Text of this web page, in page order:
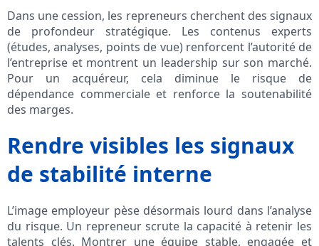
Dans une cession, les repreneurs cherchent des signaux
de profondeur stratégique. Les contenus experts
(études, analyses, points de vue) renforcent l’autorité de
l’entreprise et montrent un leadership sur son marché.
Pour un acquéreur, cela diminue le risque de
dépendance commerciale et renforce la soutenabilité
des marges.
Rendre visibles les signaux
de stabilité interne
L’image employeur pèse désormais lourd dans l’analyse
du risque. Un repreneur scrute la capacité à retenir les
talents clés. Montrer une équipe stable, engagée et